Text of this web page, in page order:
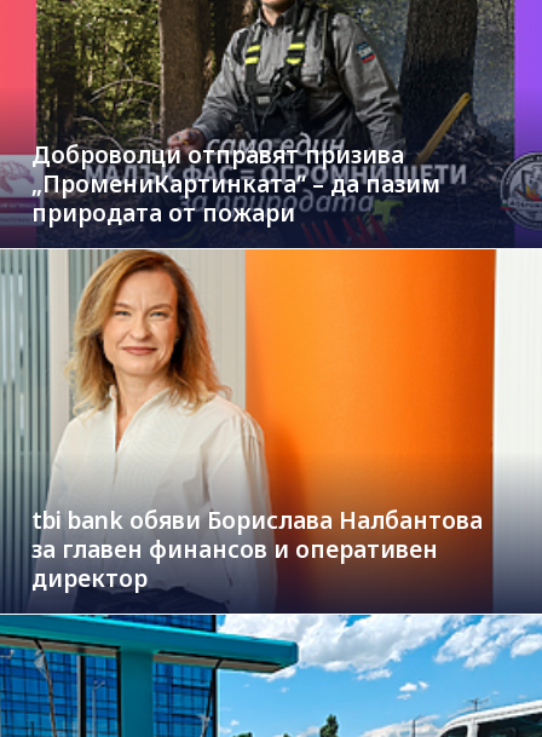
Доброволци отправят призива
„ПромениКартинката“ – да пазим
природата от пожари
tbi bank обяви Борислава Налбантова
за главен финансов и оперативен
директор